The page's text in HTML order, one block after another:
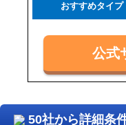
おすすめタイプ
公式
50社から詳細条